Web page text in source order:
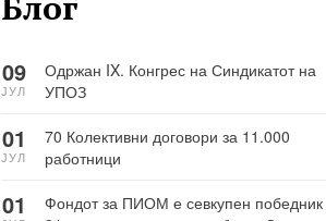
Одржан IX. Конгрес на Синдикатот на
УПОЗ
09
ЈУЛ
70 Колективни договори за 11.000
работници
01
ЈУЛ
Фондот за ПИОМ е севкупен
01